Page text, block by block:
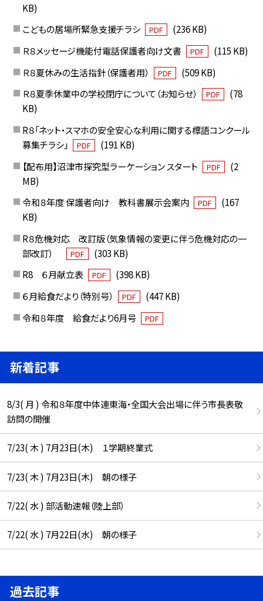
KB)
こどもの居場所緊急支援チラシ
PDF
(236 KB)
Ｒ８メッセージ機能付電話保護者向け文書
PDF
(115 KB)
Ｒ８夏休みの生活指針（保護者用）
PDF
(509 KB)
Ｒ８夏季休業中の学校閉庁について（お知らせ）
PDF
(78
KB)
R８「ネット・スマホの安全安心な利用に関する標語コンクール
募集チラシ」
PDF
(191 KB)
【配布用】沼津市探究型ラーケーション スタート
PDF
(2
MB)
令和８年度 保護者向け 教科書展示会案内
PDF
(167
KB)
R８危機対応 改訂版（気象情報の変更に伴う危機対応の一
部改訂）
PDF
(303 KB)
R8 ６月献立表
PDF
(398 KB)
６月給食だより（特別号）
PDF
(447 KB)
令和８年度 給食だより6月号
PDF
新着記事
8/3( 月 ) 令和８年度中体連東海・全国大会出場に伴う市長表敬
訪問の開催
7/23( 木 ) 7月23日(木) １学期終業式
7/23( 木 ) 7月23日(木) 朝の様子
7/22( 水 ) 部活動速報（陸上部）
7/22( 水 ) 7月22日(水) 朝の様子
過去記事